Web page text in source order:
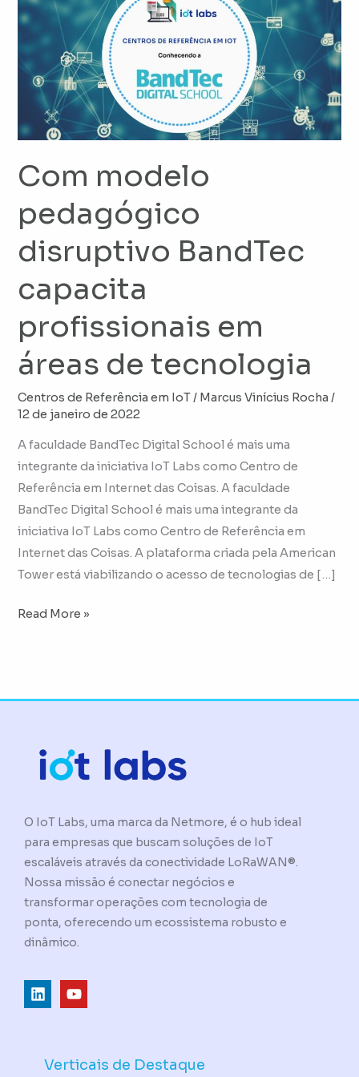
Com modelo
pedagógico
disruptivo BandTec
capacita
profissionais em
áreas de tecnologia
Centros de Referência em IoT/ Marcus Vinícius Rocha/
12 de janeiro de 2022
A faculdade BandTec Digital School é mais uma
integrante da iniciativa IoT Labs como Centro de
Referência em Internet das Coisas. A faculdade
BandTec Digital School é mais uma integrante da
iniciativa IoT Labs como Centro de Referência em
Internet das Coisas. A plataforma criada pela American
Tower está viabilizando o acesso de tecnologias de […]
pedagógico
disruptivo
BandTec
capacita
profissionais
em
de
Read More »
O IoT Labs, uma marca da Netmore, é o hub ideal
para empresas que buscam soluções de IoT
escaláveis através da conectividade LoRaWAN®.
Nossa missão é conectar negócios e
transformar operações com tecnologia de
ponta, oferecendo um ecossistema robusto e
dinâmico.
L
i
d
Y
o
b
Verticais de Destaque